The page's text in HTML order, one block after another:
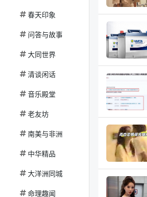
春天印象
问答与故事
大同世界
清谈闲话
音乐殿堂
老友坊
南美与非洲
中华精品
大洋洲同城
命理趣闻